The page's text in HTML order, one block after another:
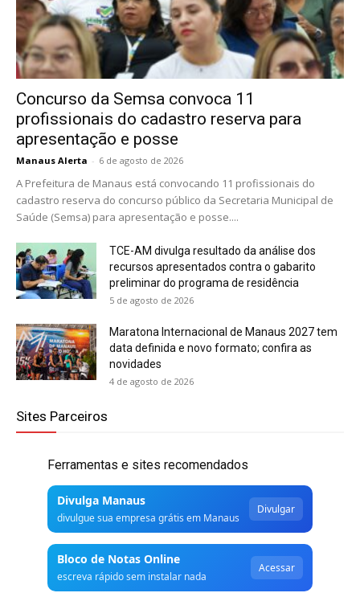
Concurso da Semsa convoca 11
profissionais do cadastro reserva para
apresentação e posse
Manaus Alerta - 6 de agosto de 2026
A Prefeitura de Manaus está convocando 11 profissionais do
cadastro reserva do concurso público da Secretaria Municipal de
Saúde (Semsa) para apresentação e posse....
TCE-AM divulga resultado da análise dos
recursos apresentados contra o gabarito
preliminar do programa de residência
5 de agosto de 2026
Maratona Internacional de Manaus 2027 tem
data definida e novo formato; confira as
novidades
4 de agosto de 2026
Sites Parceiros
Ferramentas e sites recomendados
Divulga Manaus
divulgue sua empresa grátis em Manaus
Divulgar
Bloco de Notas Online
escreva rápido sem instalar nada
Acessar